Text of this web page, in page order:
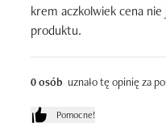
krem aczkolwiek cena
produktu.
0 osób uznało tę opinię za
Pomocne!